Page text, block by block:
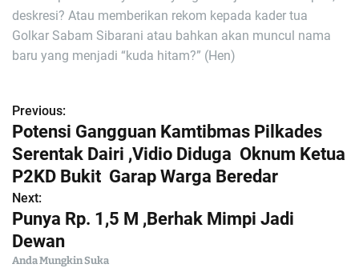
deskresi? Atau memberikan rekom kepada kader tua
Golkar Sabam Sibarani atau bahkan akan muncul nama
baru yang menjadi “kuda hitam?” (Hen)
N
a
v
i
g
Previous:
Potensi Gangguan Kamtibmas Pilkades
Serentak Dairi ,Vidio Diduga Oknum Ketua
P2KD Bukit Garap Warga Beredar
Next:
Punya Rp. 1,5 M ,Berhak Mimpi Jadi
Dewan
Anda Mungkin Suka